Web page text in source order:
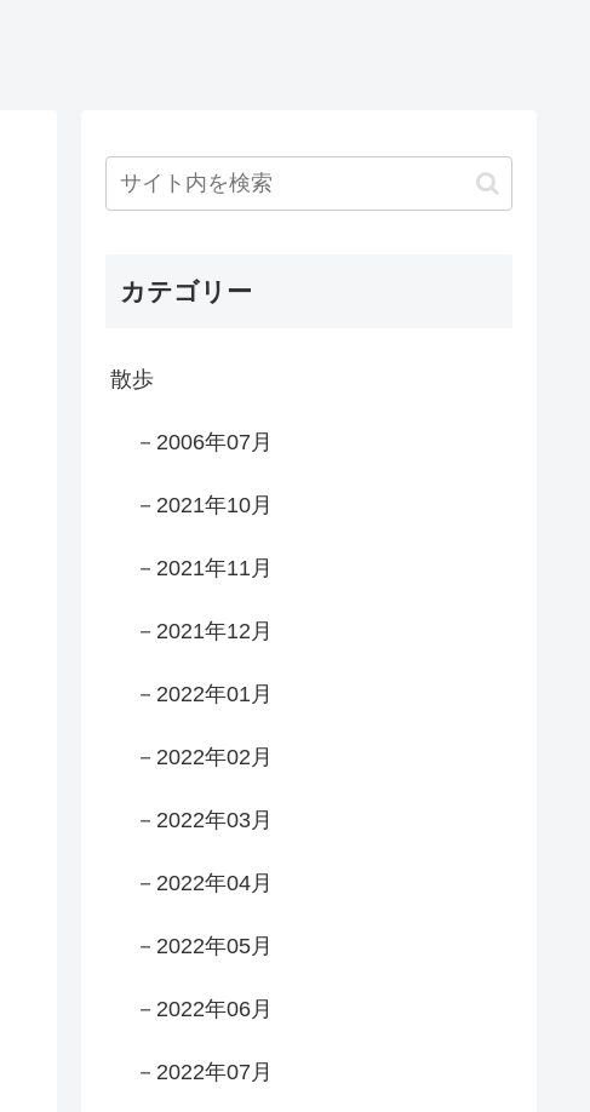
カテゴリー
散歩
－2006年07月
－2021年10月
－2021年11月
－2021年12月
－2022年01月
－2022年02月
－2022年03月
－2022年04月
－2022年05月
－2022年06月
－2022年07月